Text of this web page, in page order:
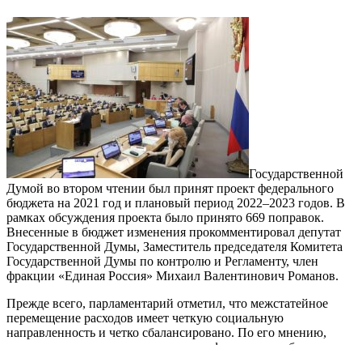
Государственной
Думой во втором чтении был принят проект федерального
бюджета на 2021 год и плановый период 2022–2023 годов. В
рамках обсуждения проекта было принято 669 поправок.
Внесенные в бюджет изменения прокомментировал депутат
Государственной Думы, Заместитель председателя Комитета
Государственной Думы по контролю и Регламенту, член
фракции «Единая Россия» Михаил Валентинович Романов.
Прежде всего, парламентарий отметил, что межстатейное
перемещение расходов имеет четкую социальную
направленность и четко сбалансировано. По его мнению,